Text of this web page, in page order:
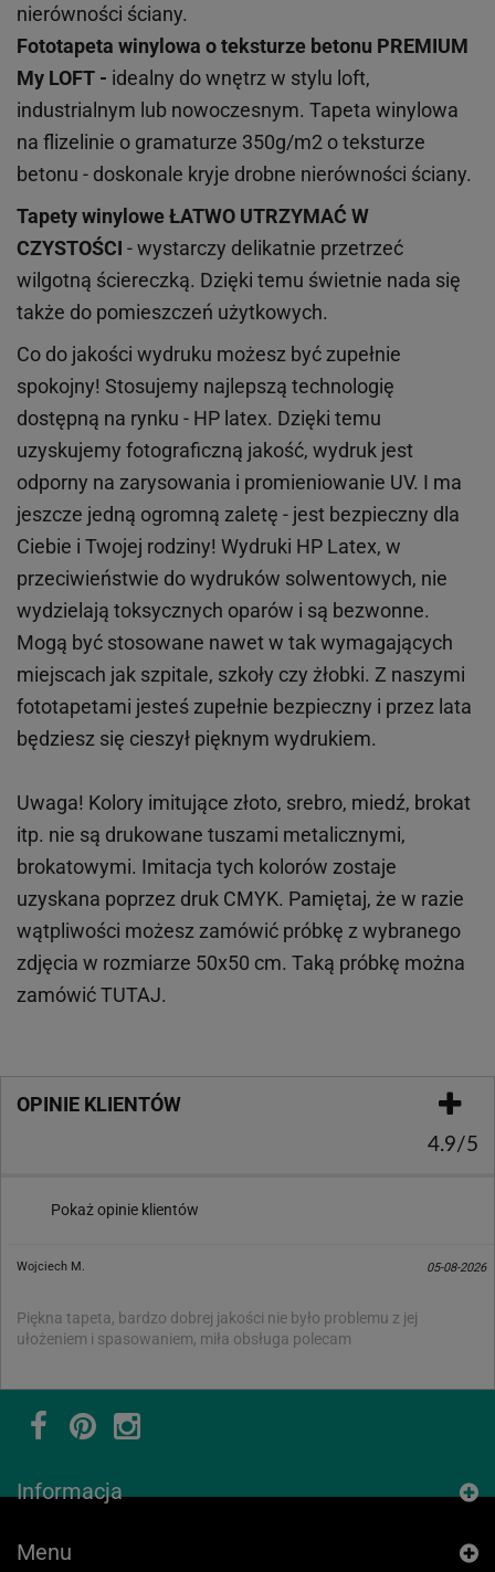
nierówności ściany.
Fototapeta winylowa oteksturze betonu PREMIUM
My LOFT - idealny do wnętrz w stylu loft,
industrialnym lub nowoczesnym. Tapeta winylowa
na flizelinie o gramaturze 350g/m2 o teksturze
betonu - doskonale kryje drobne nierówności ściany.
Tapety winyloweŁATWO UTRZYMAĆ W
CZYSTOŚCI - wystarczy delikatnie przetrzeć
wilgotną ściereczką. Dzięki temu świetnie nada się
także do pomieszczeń użytkowych.
Co do jakości wydruku możesz być zupełnie
spokojny! Stosujemy najlepszą technologię
dostępną na rynku - HP latex. Dzięki temu
uzyskujemy fotograficzną jakość, wydruk jest
odporny na zarysowania i promieniowanie UV. I ma
jeszcze jedną ogromną zaletę - jest bezpieczny dla
Ciebie i Twojej rodziny! Wydruki HP Latex, w
przeciwieństwie do wydruków solwentowych, nie
wydzielają toksycznych oparów i są bezwonne.
Mogą być stosowane nawet w tak wymagających
miejscach jak szpitale, szkoły czy żłobki. Z naszymi
fototapetami jesteś zupełnie bezpieczny i przez lata
będziesz się cieszył pięknym wydrukiem.
Uwaga! Kolory imitujące złoto, srebro, miedź, brokat
itp. nie są drukowane tuszami metalicznymi,
brokatowymi. Imitacja tych kolorów zostaje
uzyskana poprzez druk CMYK. Pamiętaj, że w razie
wątpliwości możesz zamówić próbkę z wybranego
zdjęcia w rozmiarze 50x50 cm. Taką próbkę można
zamówićTUTAJ.
OPINIE KLIENTÓW
4.9/5
Pokaż opinie klientów
Wojciech M. 05-08-2026
Piękna tapeta, bardzo dobrej jakości nie było problemu z jej
ułożeniem i spasowaniem, miła obsługa polecam
Informacja
Menu